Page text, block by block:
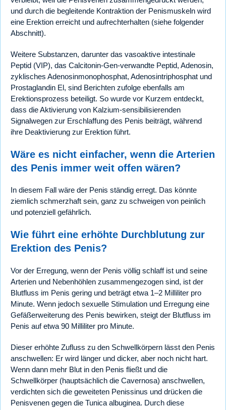
und durch die begleitende Kontraktion der Penismuskeln wird
eine Erektion erreicht und aufrechterhalten (siehe folgender
Abschnitt).
Weitere Substanzen, darunter das vasoaktive intestinale
Peptid (VIP), das Calcitonin-Gen-verwandte Peptid, Adenosin,
zyklisches Adenosinmonophosphat, Adenosintriphosphat und
Prostaglandin El, sind Berichten zufolge ebenfalls am
Erektionsprozess beteiligt. So wurde vor Kurzem entdeckt,
dass die Aktivierung von Kalzium-sensibilisierenden
Signalwegen zur Erschlaffung des Penis beiträgt, während
ihre Deaktivierung zur Erektion führt.
Wäre es nicht einfacher, wenn die Arterien
des Penis immer weit offen wären?
In diesem Fall wäre der Penis ständig erregt. Das könnte
ziemlich schmerzhaft sein, ganz zu schweigen von peinlich
und potenziell gefährlich.
Wie führt eine erhöhte Durchblutung zur
Erektion des Penis?
Vor der Erregung, wenn der Penis völlig schlaff ist und seine
Arterien und Nebenhöhlen zusammengezogen sind, ist der
Blutfluss im Penis gering und beträgt etwa 1–2 Milliliter pro
Minute. Wenn jedoch sexuelle Stimulation und Erregung eine
Gefäßerweiterung des Penis bewirken, steigt der Blutfluss im
Penis auf etwa 90 Milliliter pro Minute.
Dieser erhöhte Zufluss zu den Schwellkörpern lässt den Penis
anschwellen: Er wird länger und dicker, aber noch nicht hart.
Wenn dann mehr Blut in den Penis fließt und die
Schwellkörper (hauptsächlich die Cavernosa) anschwellen,
verdichten sich die geweiteten Penissinus und drücken die
Penisvenen gegen die Tunica albuginea. Durch diese